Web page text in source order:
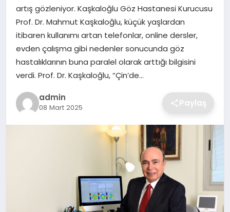
YAŞAM
artış gözleniyor. Kaşkaloğlu Göz Hastanesi Kurucusu
Prof. Dr. Mahmut Kaşkaloğlu, küçük yaşlardan
itibaren kullanımı artan telefonlar, online dersler,
evden çalışma gibi nedenler sonucunda göz
hastalıklarının buna paralel olarak arttığı bilgisini
verdi. Prof. Dr. Kaşkaloğlu, “Çin’de…
admin
08 Mart 2025 Paylaş